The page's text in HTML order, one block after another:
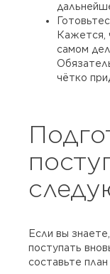
Кажется,
самом
чётко
Если вы
поступать
составьте